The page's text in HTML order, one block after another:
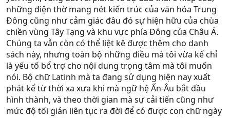
những điện thờ mang nét kiến trúc của văn hóa Trung
Đông cũng như cảm giác đâu đó sự hiện hữu của chùa
chiền vùng Tây Tạng và khu vực phía Đông của Châu Á.
Chúng ta vẫn còn có thể liệt kê được thêm cho danh
sách này, nhưng toàn bộ những điều mà tôi vừa kể chỉ
là yếu tố bổ trợ cho nội dung trọng tâm mà tôi muốn
nói. Bộ chữ Latinh mà ta đang sử dụng hiện nay xuất
phát kể từ thời xa xưa khi mà ngữ hệ Ấn-Âu bắt đầu
hình thành, và theo thời gian mà sự cải tiến cũng như
mức độ tối giản liên tục ra đời để có được con chữ ngày